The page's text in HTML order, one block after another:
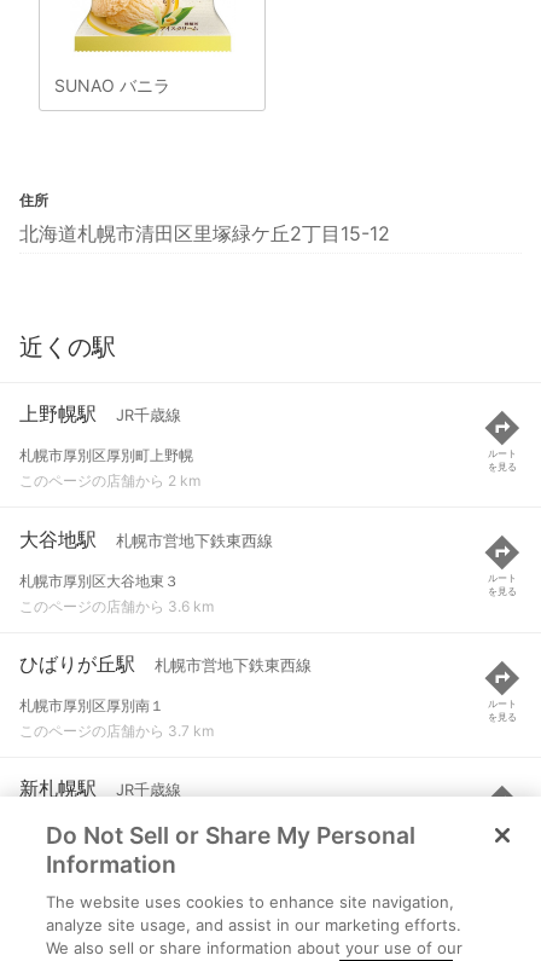
SUNAO バニラ
住所
北海道札幌市清田区里塚緑ケ丘2丁目15-12
近くの駅
上野幌駅 JR千歳線
札幌市厚別区厚別町上野幌
このページの店舗から 2 km
ルート
を見る
大谷地駅 札幌市営地下鉄東西線
札幌市厚別区大谷地東３
このページの店舗から 3.6 km
ルート
を見る
ひばりが丘駅 札幌市営地下鉄東西線
札幌市厚別区厚別南１
このページの店舗から 3.7 km
ルート
を見る
新札幌駅 JR千歳線
札幌市厚別区厚別中央二条５丁目
このページの店舗から 4.3 km
ルート
を見る
新さっぽろ駅 札幌市営地下鉄東西線
札幌市厚別区厚別中央２条５
Do Not Sell or Share My Personal
Information
The website uses cookies to enhance site navigation,
analyze site usage, and assist in our marketing efforts.
We also sell or share information about your use of our